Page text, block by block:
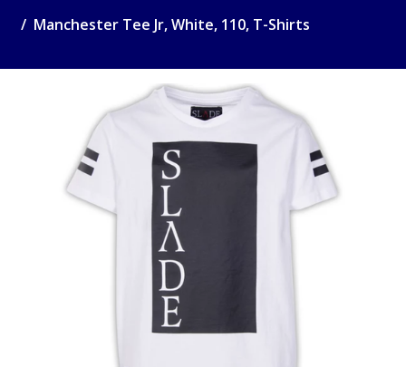
Manchester Tee Jr, White, 110, T-Shirts